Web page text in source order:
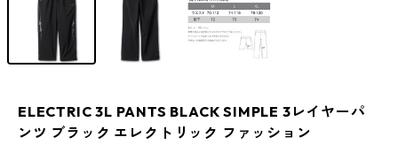
ELECTRIC 3L PANTS BLACK SIMPLE 3レイヤーパ
ンツ ブラック エレクトリック ファッション